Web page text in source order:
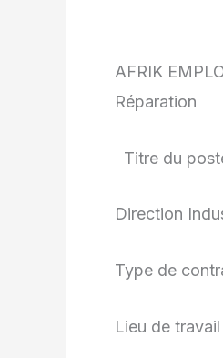
AFRIK
Réparation
Titre du
Direction
Type de
Lieu de